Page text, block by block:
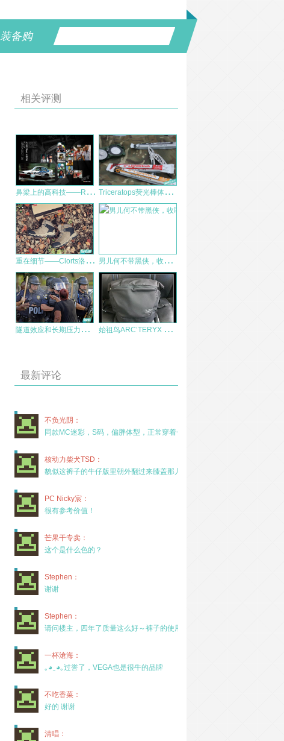
装备购
相关评测
鼻
梁上的高科技——RUDYPROJECT RYDON镀膜运动眼镜测评 T
riceratops荧光棒体验测评
重
在细节——Clorts洛弛HKM-822G登山鞋测评 男
儿何不带黑侠，收取佳人满天心： Leatherman 莱泽曼 Skeletool CX 黑少侠
隧
道效应和长期压力：警员如何应对因压力而生的生理反应 始
祖鸟ARC’TERYX Mistral 8 单肩包测评
最新评论
不负光阴：
同款MC迷彩，S码，偏胖体型，正常穿着一年半，没
核动力柴犬TSD：
貌似这裤子的牛仔版里朝外翻过来膝盖那儿有放护膝的
PC Nicky宸：
很有参考价值！
芒果干专卖：
这个是什么色的？
Stephen：
谢谢
Stephen：
请问楼主，四年了质量这么好～裤子的使用率高吗？
一杯滄海：
｡◕‿◕｡过誉了，VEGA也是很牛的品牌
不吃香菜：
好的 谢谢
清唱：